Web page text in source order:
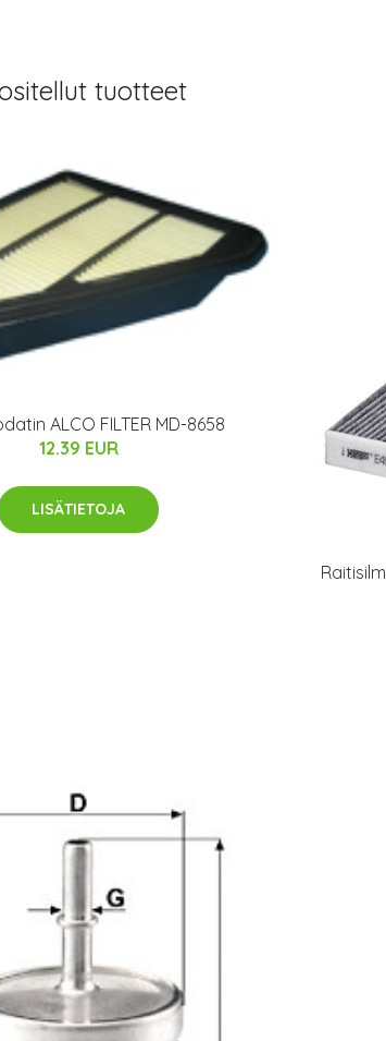
tuotteet
ALCO FILTER MD-8658
12.39 EUR
LISÄTIETOJA